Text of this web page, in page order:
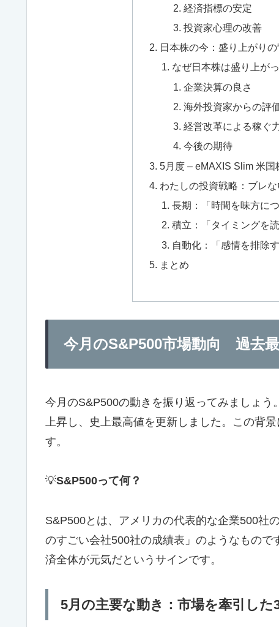
経済指標の安定
投資家心理の改善
日本株の今：盛り上がり
なぜ日本株は盛り上が
企業決算の良さ
海外投資家からの評
経営改革による稼ぐ
今後の期待
5月度 – eMAXIS Slim 米
わたしの投資戦略：ブレ
長期：「時間を味方につ
積立：「タイミングを
自動化：「感情を排除す
まとめ
今月のS&P500市場動向 過去
今月のS&P500の動きを振り返ってみましょう
上昇し、史上最高値を更新しました。この背
す。
💡S&P500って何？
S&P500とは、アメリカの代表的な企業500社
のすごい会社500社の成績表」のようなもの
済全体が元気だというサインです。
5月の主要な動き：市場を牽引した